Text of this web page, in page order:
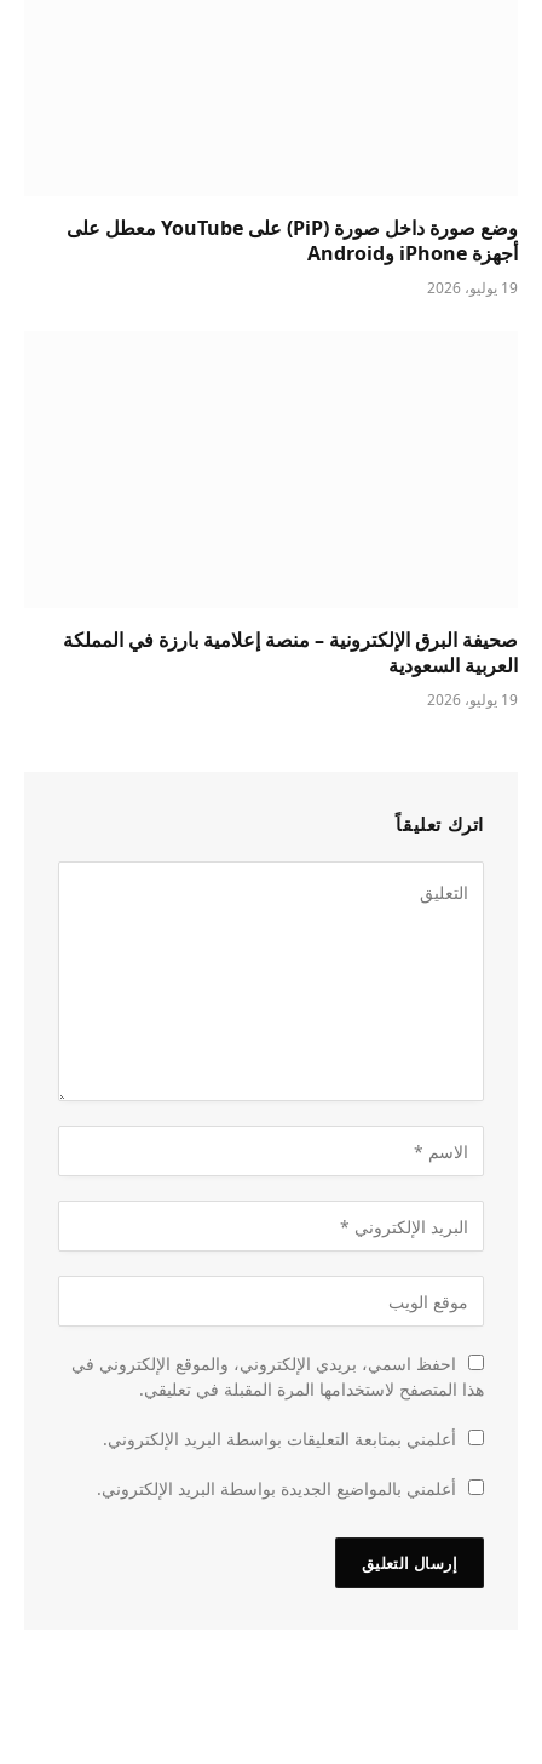
وضع صورة داخل صورة (PiP) على YouTube معطل على
أجهزة iPhone وAndroid
19 يوليو، 2026
صحيفة البرق الإلكترونية – منصة إعلامية بارزة في المملكة
العربية السعودية
19 يوليو، 2026
اترك تعليقاً
احفظ اسمي، بريدي الإلكتروني، والموقع الإلكتروني في
هذا المتصفح لاستخدامها المرة المقبلة في تعليقي.
أعلمني بمتابعة التعليقات بواسطة البريد الإلكتروني.
أعلمني بالمواضيع الجديدة بواسطة البريد الإلكتروني.